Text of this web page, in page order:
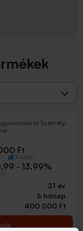
Személyi
Ft
- 13,99%
21 év
6 hónap
400 000 Ft